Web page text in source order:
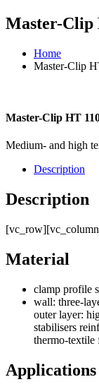
Master-Clip
Home
Master-Clip
Master-Clip HT
Medium- and high
Description
Description
Material
clamp profile
wall: three-
outer layer:
stabilisers
thermo-textile
Applications